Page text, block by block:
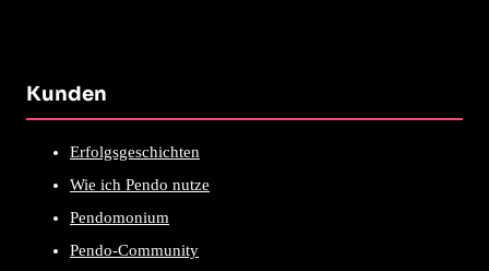
Kunden
Erfolgsgeschichten
Wie ich Pendo nutze
Pendomonium
Pendo-Community